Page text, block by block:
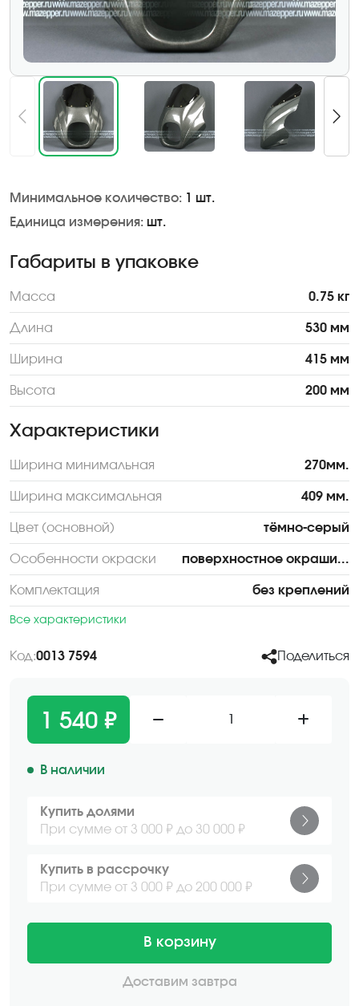
Минимальное количество: 1 шт.
Единица измерения: шт.
Габариты в упаковке
Масса 0.75 кг
Длина 530 мм
Ширина 415 мм
Высота 200 мм
Характеристики
Ширина минимальная 270мм.
Ширина максимальная 409 мм.
Цвет (основной) тёмно-серый
Особенности окраски поверхностное окраши...
Комплектация без креплений
Все характеристики
Код:0013 7594 Поделиться
1 540 ₽
В наличии
Купить долями
При сумме от 3 000 ₽ до 30 000 ₽
Купить в рассрочку
При сумме от 3 000 ₽ до 200 000 ₽
В корзину
Доставим завтра